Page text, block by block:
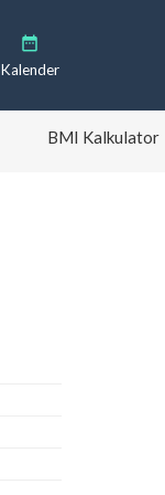
Kalender
BMI Kalkulator